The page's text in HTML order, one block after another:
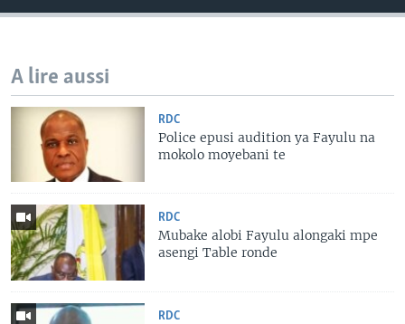
A lire aussi
RDC
Police epusi audition ya Fayulu na
mokolo moyebani te
RDC
Mubake alobi Fayulu alongaki mpe
asengi Table ronde
RDC